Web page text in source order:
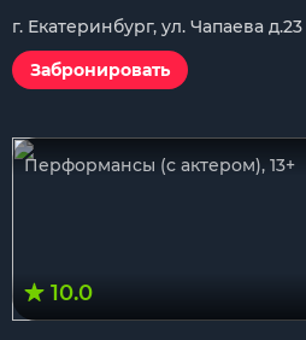
г. Екатеринбург, ул. Чапаева д.23
Забронировать
Перформансы (с актером), 13+
10.0